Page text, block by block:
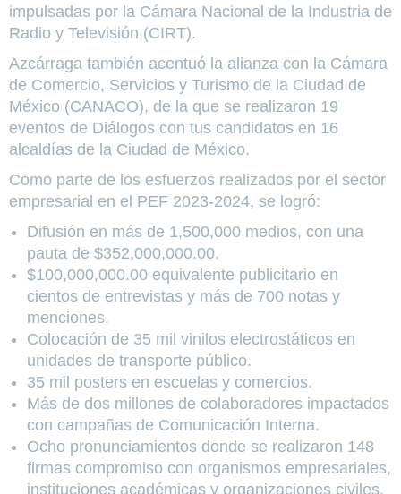
impulsadas por la Cámara Nacional de la Industria de
Radio y Televisión (CIRT).
Azcárraga también acentuó la alianza con la Cámara
de Comercio, Servicios y Turismo de la Ciudad de
México (CANACO), de la que se realizaron 19
eventos de Diálogos con tus candidatos en 16
alcaldías de la Ciudad de México.
Como parte de los esfuerzos realizados por el sector
empresarial en el PEF 2023-2024, se logró:
Difusión en más de 1,500,000 medios, con una
pauta de $352,000,000.00.
$100,000,000.00 equivalente publicitario en
cientos de entrevistas y más de 700 notas y
menciones.
Colocación de 35 mil vinilos electrostáticos en
unidades de transporte público.
35 mil posters en escuelas y comercios.
Más de dos millones de colaboradores impactados
con campañas de Comunicación Interna.
Ocho pronunciamientos donde se realizaron 148
firmas compromiso con organismos empresariales,
instituciones académicas y organizaciones civiles,